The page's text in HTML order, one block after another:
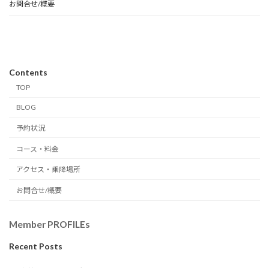
お問合せ/概要
Contents
TOP
BLOG
予約状況
コース・料金
アクセス・乗降場所
お問合せ/概要
Member PROFILEs
Recent Posts